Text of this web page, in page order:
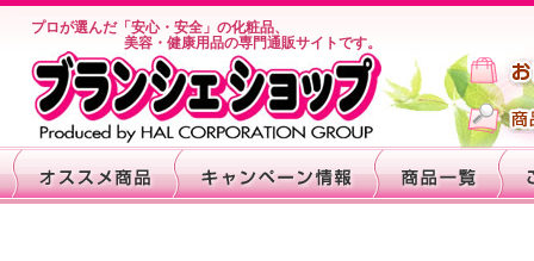
プロが選んだ「安心・安全」の化粧品、
美容・健康用品の専門通販サイトです。